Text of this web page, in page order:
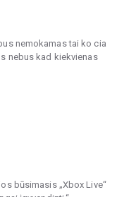
nemokamas tai ko cia
nebus kad kiekvienas
būsimasis „Xbox Live“